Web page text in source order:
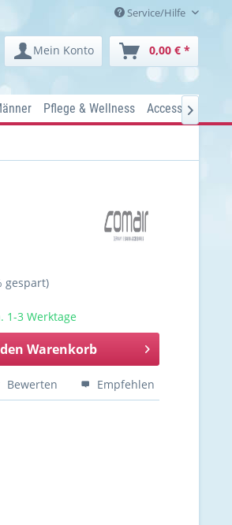
Service/Hilfe
Mein Konto 0,00 € *
Pflege & Wellness Accessoires

gespart)
1-3 Werktage
Warenkorb
Bewerten Empfehlen